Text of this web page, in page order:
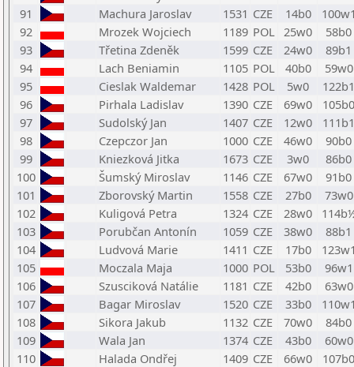
91
Machura Jaroslav 1531 CZE 14b0
92
Mrozek Wojciech 1189 POL 25w0
58b0
93
Třetina Zdeněk 1599 CZE 24w0
89b1
94
Lach Beniamin 1105 POL 40b0
59w0
95
Cieslak Waldemar 1428 POL 5w0
122b1
96
Pirhala Ladislav 1390 CZE 69w0
105b0
97
Sudolský Jan 1407 CZE 12w0
111b1
98
Czepczor Jan 1000 CZE 46w0
90b0
99
Kniezková Jitka 1673 CZE 3w0
86b0
100
Šumský Miroslav 1146 CZE 67w0
91b0
101
Zborovský Martin 1558 CZE 27b0
73w0
102
Kuligová Petra 1324 CZE 28w0
103
Porubčan Antonín 1059 CZE 38w0
88b1
104
Ludvová Marie 1411 CZE 17b0
105
Moczala Maja 1000 POL 53b0
96w1
106
Szusciková Natálie 1181 CZE 42b0
63w0
107
Bagar Miroslav 1520 CZE 33b0
108
Sikora Jakub 1132 CZE 70w0
84b0
109
Wala Jan 1374 CZE 43b0
60w0
110
Halada Ondřej 1409 CZE 66w0
107b0